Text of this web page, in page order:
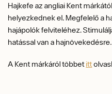
Hajkefe az angliai Kent
helyezkednek el. Megfelelő a
hajápolók felviteléhez.
hatással van a hajnövekedésre.
A Kent márkáról többet itt